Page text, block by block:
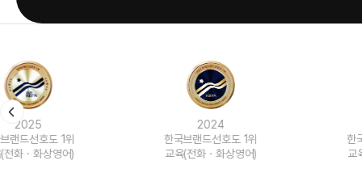
한국브랜드선호도 1위
교육(전화ㆍ화상영어)
한국브랜드선호도 1위
교육(전화ㆍ화상영어)